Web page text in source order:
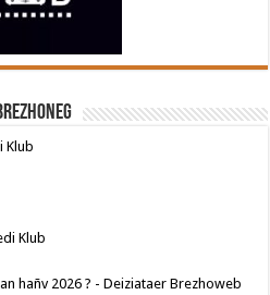
Klub
Klub
hañv 2026 ? - Deiziataer Brezhoweb